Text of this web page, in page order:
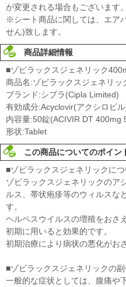
が変更される場合もございます。
※シート商品に関しては、エア
せん)致します。
商品詳細情報
■ゾビラックスジェネリック
商品名:ゾビラックスジェネリッ
ブランド:シプラ(Cipla Limited)
有効成分:Acyclovir(アクシロビ
内容量:50錠(ACIVIR DT 400mg
形状:Tablet
この商品についてのポイン
■ゾビラックスジェネリックにつ
ゾビラックスジェネリックのア
ルス、帯状疱疹等のウィルスな
す。
ヘルペスウイルスの増殖をおさ
初期に用いると効果的です。
初期治療により病状の悪化がお
■ゾビラックスジェネリックの副
一般的な症状としては、腹痛や